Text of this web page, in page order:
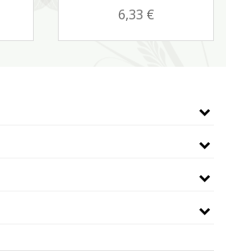
Hind
6,33 €